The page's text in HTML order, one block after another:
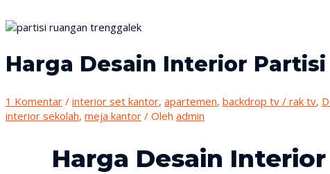
Harga Desain Interior
1 Komentar / interior set kantor, apartemen, backdrop tv / rak tv,
interior sekolah, meja kantor / Oleh admin
Harga Desain